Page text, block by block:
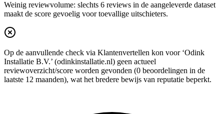
Weinig reviewvolume: slechts 6 reviews in de aangeleverde dataset
maakt de score gevoelig voor toevallige uitschieters.
Op de aanvullende check via Klantenvertellen kon voor ‘Odink
Installatie B.V.’ (odinkinstallatie.nl) geen actueel
reviewoverzicht/score worden gevonden (0 beoordelingen in de
laatste 12 maanden), wat het bredere bewijs van reputatie beperkt.